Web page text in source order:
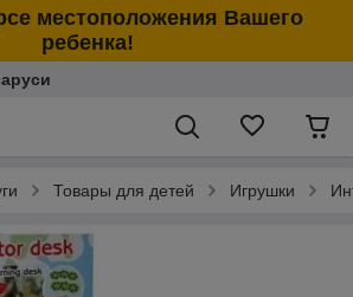
местоположения Вашего
ребенка!
Товары для детей Игрушки